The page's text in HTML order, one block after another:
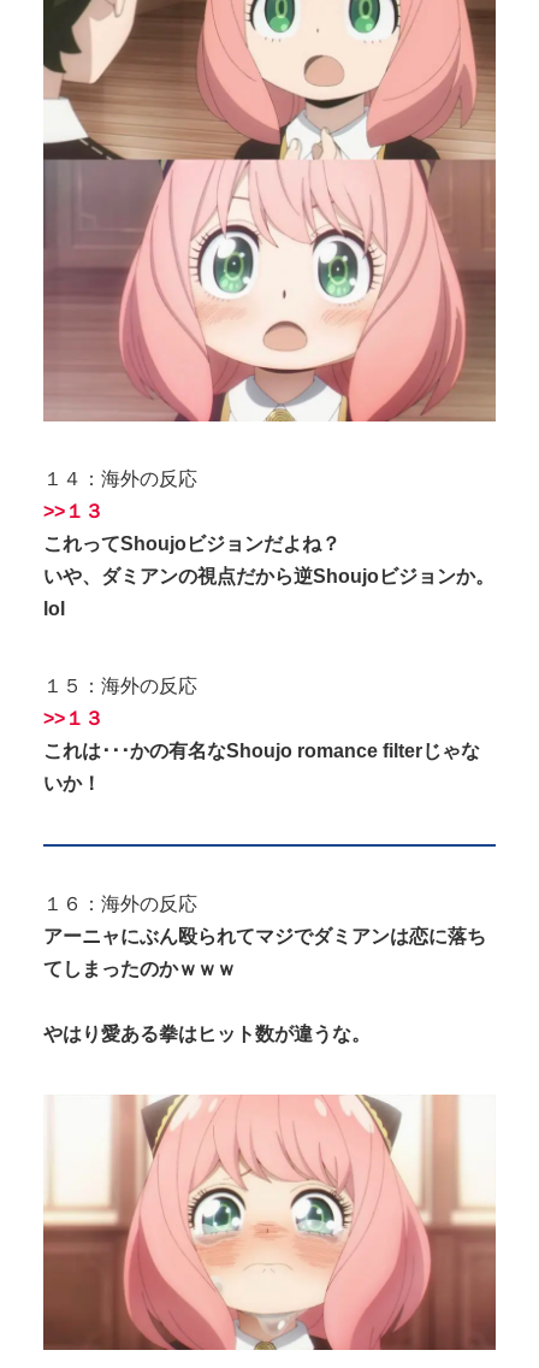
１４：海外の反応
>>１３
これってShoujoビジョンだよね？
いや、ダミアンの視点だから逆Shoujoビジョンか。
lol
１５：海外の反応
>>１３
これは･･･かの有名なShoujo romance filterじゃな
いか！
１６：海外の反応
アーニャにぶん殴られてマジでダミアンは恋に落ち
てしまったのかｗｗｗ
やはり愛ある拳はヒット数が違うな。